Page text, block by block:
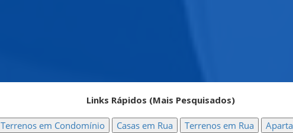
Links Rápidos (Mais Pesquisados)
Terrenos em Condomínio Casas em Rua Terrenos em Rua